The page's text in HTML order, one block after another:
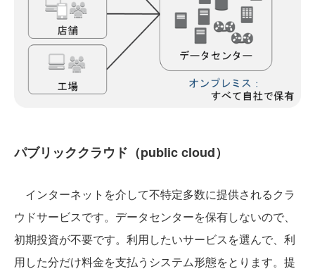
パブリッククラウド（public cloud）
インターネットを介して不特定多数に提供されるクラ
ウドサービスです。データセンターを保有しないので、
初期投資が不要です。利用したいサービスを選んで、利
用した分だけ料金を支払うシステム形態をとります。提